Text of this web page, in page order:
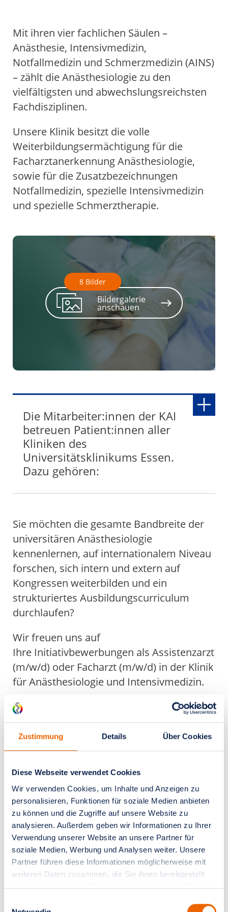
Zustimmung Details Über Cookies
Diese Webseite verwendet Cookies
Wir verwenden Cookies, um Inhalte und Anzeigen zu
personalisieren, Funktionen für soziale Medien anbieten
zu können und die Zugriffe auf unsere Website zu
analysieren. Außerdem geben wir Informationen zu Ihrer
Verwendung unserer Website an unsere Partner für
soziale Medien, Werbung und Analysen weiter. Unsere
Partner führen diese Informationen möglicherweise mit
weiteren Daten zusammen, die Sie ihnen bereitgestellt
haben oder die sie im Rahmen Ihrer Nutzung der Dienste
Pilzinfektionen
Kardioanästhesie
Anästhesiologie, Intensiv- und Notfallmedizin
Übersicht
Karriere im ärztlichen Dienst
Karriere in der Anästhesiepflege
Karriere in der Intensivpflege
Mit ihren vier fachlichen Säulen –
Anästhesie, Intensivmedizin,
Notfallmedizin und Schmerzmedizin (AINS)
– zählt die Anästhesiologie zu den
vielfältigsten und abwechslungsreichsten
Fachdisziplinen.
Unsere Klinik besitzt die volle
Weiterbildungsermächtigung für die
Facharztanerkennung Anästhesiologie,
sowie für die Zusatzbezeichnungen
Notfallmedizin, spezielle Intensivmedizin
und spezielle Schmerztherapie.
8 Bilder
Bildergalerie
anschauen
2/ 8
4/ 8
5/ 8
Die Mitarbeiter:innen der KAI
betreuen Patient:innen aller
Kliniken des
Universitätsklinikums Essen.
Dazu gehören:
Lebertransplantationen,
Nierentransplantationen,
Herz- und
Lungentransplantationen
Kardioanästhesie, u.a.
Anästhesie bei Verletzungen
oder Dissektionen der
thorakalen Aorta inklusive
Aortenbogenersatz
Anästhesie bei
Operationen, davon ca. 200
Operationen/Jahr in sitzender
Position
assistierten
Operationsverfahren
Kinderanästhesie ab dem
Neugeborenenalter
Behandlung von Patient:innen
mit akutem Lungenversagen
(ARDS) einschließlich ECMO-
Sie möchten die gesamte Bandbreite der
universitären Anästhesiologie
kennenlernen, auf internationalem Niveau
forschen, sich intern und extern auf
Kongressen weiterbilden und ein
strukturiertes Ausbildungscurriculum
durchlaufen?
Wir freuen uns auf
Ihre Initiativbewerbungen als Assistenzarzt
(m/w/d) oder Facharzt (m/w/d) in der Klinik
für Anästhesiologie und Intensivmedizin.
Kontakt Bewerbung
Bitte senden Sie Ihre Unterlagen
postalisch oder per E-Mail an:
Univ.-Prof. Dr. med. Thorsten Brenner,
MHBA
Klinik für Anästhesiologie und
Intensivmedizin
Universitätsklinikum Essen
Hufelandstraße 55
45147 Essen
jederzeit die